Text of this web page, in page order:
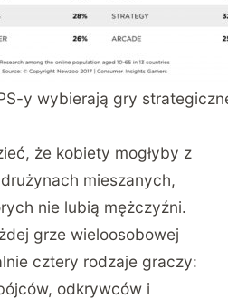
y wybierają gry
że kobiety mogłyby z
mieszanych,
nie lubią mężczyźni.
grze wieloosobowej
cztery rodzaje graczy:
odkrywców i